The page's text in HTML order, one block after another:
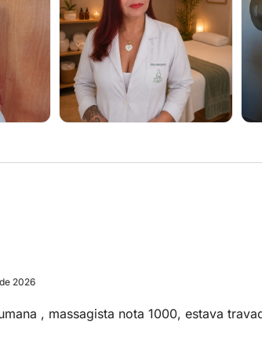
2026
, massagista nota 1000, estava